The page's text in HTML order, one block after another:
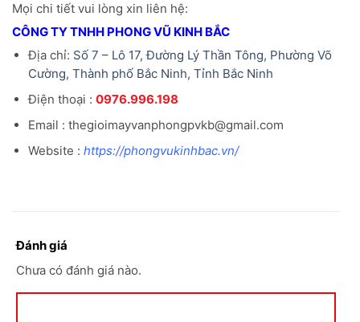
Mọi chi tiết vui lòng xin liên hệ:
CÔNG TY TNHH PHONG VŨ KINH BẮC
Địa chỉ: Số 7 – Lô 17, Đường Lý Thần Tông, Phường Võ
Cường, Thành phố Bắc Ninh, Tỉnh Bắc Ninh
Điện thoại : 0976.996.198
Email : thegioimayvanphongpvkb@gmail.com
Website : https://phongvukinhbac.vn/
Đánh giá
Chưa có đánh giá nào.